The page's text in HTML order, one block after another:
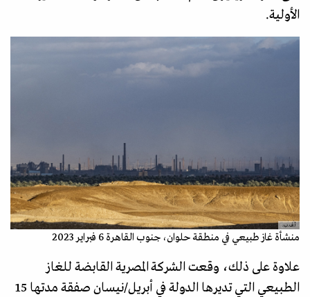
الأولية.
أ.ف.ب.
منشأة غاز طبيعي في منطقة حلوان، جنوب القاهرة 6 فبراير 2023
علاوة على ذلك، وقعت الشركة المصرية القابضة للغاز
الطبيعي التي تديرها الدولة في أبريل/نيسان صفقة مدتها 15